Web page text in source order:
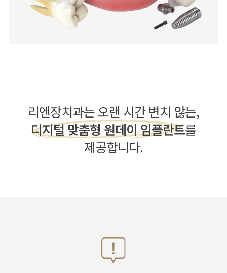
리엔장치과는 오랜 시간 변치 않는,
디지털 맞춤형 원데이 임플란트를
제공합니다.